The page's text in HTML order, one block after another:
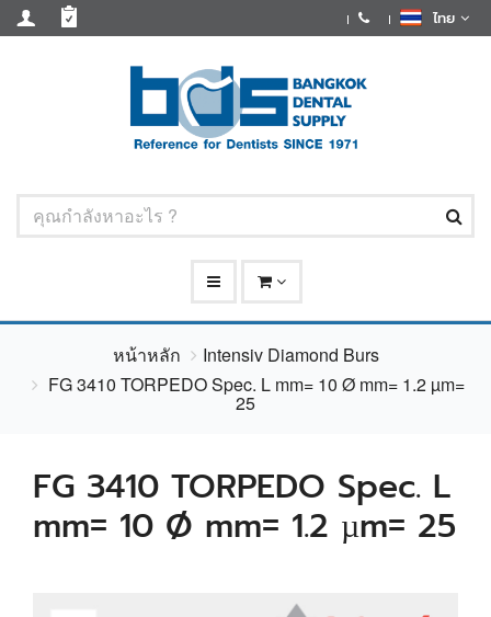
ไทย
หน้าหลัก
Intensiv Diamond Burs
FG 3410 TORPEDO Spec. L mm= 10 Ø mm= 1.2 µm=
25
FG 3410 TORPEDO Spec. L
mm= 10 Ø mm= 1.2 µm= 25